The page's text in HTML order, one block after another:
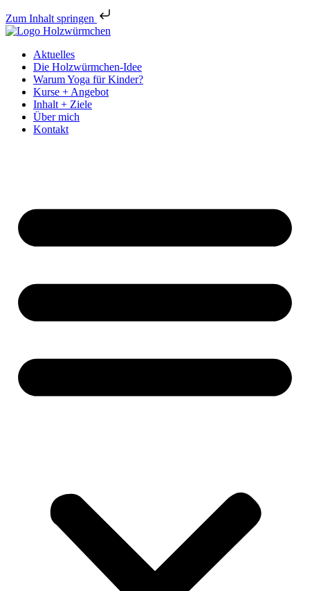
Zum Inhalt springen
Aktuelles
Die Holzwürmchen-Idee
Warum Yoga für Kinder?
Kurse + Angebot
Inhalt + Ziele
Über mich
Kontakt